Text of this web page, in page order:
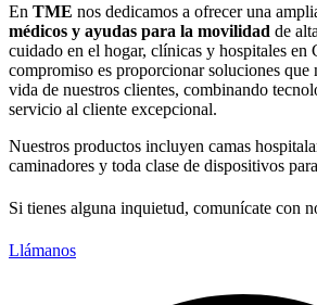
En TME nos dedicamos a ofrecer una
médicos y ayudas para la movilidad de
cuidado en el hogar, clínicas y hospitales en
compromiso es proporcionar soluciones que
vida de nuestros clientes, combinando
servicio al cliente excepcional.
Nuestros productos incluyen camas
caminadores y toda clase de dispositivos
Si tienes alguna inquietud, comunícate con
Llámanos